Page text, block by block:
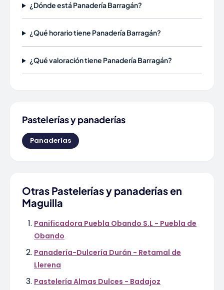
¿Dónde está Panadería Barragán?
¿Qué horario tiene Panadería Barragán?
¿Qué valoración tiene Panadería Barragán?
Pastelerías y panaderías
Panaderías
Otras Pastelerías y panaderías en
Maguilla
Panificadora Puebla Obando S.L - Puebla de
Obando
Panadería-Dulcería Durán - Retamal de
Llerena
Pastelería Almas Dulces - Badajoz